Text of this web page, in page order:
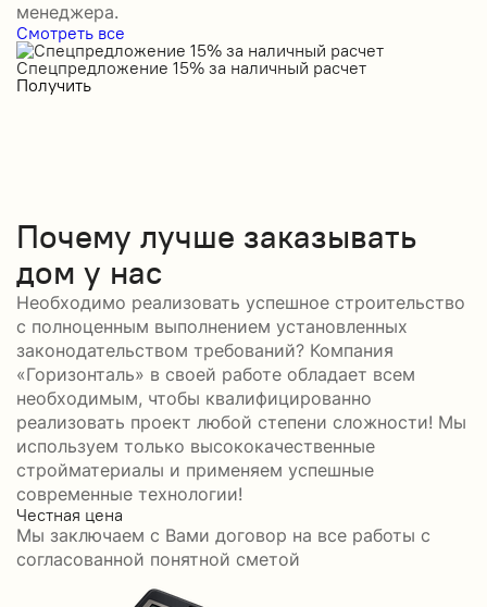
менеджера.
Смотреть все
Спецпредложение 15% за наличный расчет
Получить
Почему лучше заказывать
дом у нас
Необходимо реализовать успешное строительство
с полноценным выполнением установленных
законодательством требований? Компания
«Горизонталь» в своей работе обладает всем
необходимым, чтобы квалифицированно
реализовать проект любой степени сложности! Мы
используем только высококачественные
стройматериалы и применяем успешные
современные технологии!
Честная цена
Мы заключаем с Вами договор на все работы с
согласованной понятной сметой